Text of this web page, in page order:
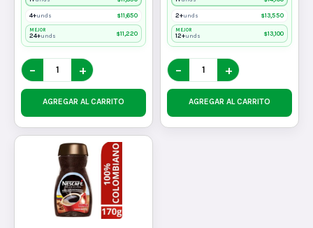
4+unds $11,650
MEJOR
24+unds $11,220
− +
AGREGAR AL CARRITO
2+unds $13,550
MEJOR
12+unds $13,100
− +
AGREGAR AL CARRITO